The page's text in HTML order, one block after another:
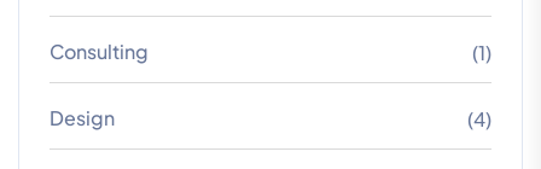
Consulting (1)
Design (4)